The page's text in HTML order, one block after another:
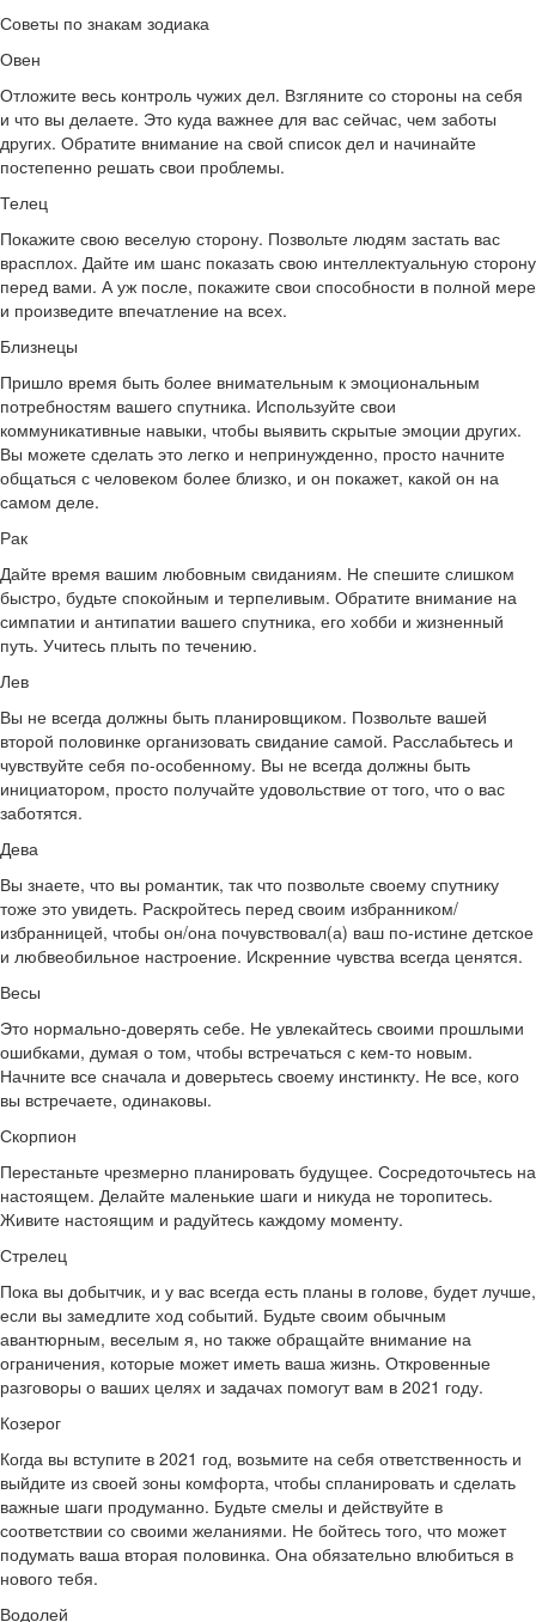
Советы по знакам зодиака
Овен
Отложите весь контроль чужих дел. Взгляните со стороны на себя
и что вы делаете. Это куда важнее для вас сейчас, чем заботы
других. Обратите внимание на свой список дел и начинайте
постепенно решать свои проблемы.
Телец
Покажите свою веселую сторону. Позвольте людям застать вас
врасплох. Дайте им шанс показать свою интеллектуальную сторону
перед вами. А уж после, покажите свои способности в полной мере
и произведите впечатление на всех.
Близнецы
Пришло время быть более внимательным к эмоциональным
потребностям вашего спутника. Используйте свои
коммуникативные навыки, чтобы выявить скрытые эмоции других.
Вы можете сделать это легко и непринужденно, просто начните
общаться с человеком более близко, и он покажет, какой он на
самом деле.
Рак
Дайте время вашим любовным свиданиям. Не спешите слишком
быстро, будьте спокойным и терпеливым. Обратите внимание на
симпатии и антипатии вашего спутника, его хобби и жизненный
путь. Учитесь плыть по течению.
Лев
Вы не всегда должны быть планировщиком. Позвольте вашей
второй половинке организовать свидание самой. Расслабьтесь и
чувствуйте себя по-особенному. Вы не всегда должны быть
инициатором, просто получайте удовольствие от того, что о вас
заботятся.
Дева
Вы знаете, что вы романтик, так что позвольте своему спутнику
тоже это увидеть. Раскройтесь перед своим избранником/
избранницей, чтобы он/она почувствовал(а) ваш по-истине детское
и любвеобильное настроение. Искренние чувства всегда ценятся.
Весы
Это нормально-доверять себе. Не увлекайтесь своими прошлыми
ошибками, думая о том, чтобы встречаться с кем-то новым.
Начните все сначала и доверьтесь своему инстинкту. Не все, кого
вы встречаете, одинаковы.
Скорпион
Перестаньте чрезмерно планировать будущее. Сосредоточьтесь на
настоящем. Делайте маленькие шаги и никуда не торопитесь.
Живите настоящим и радуйтесь каждому моменту.
Стрелец
Пока вы добытчик, и у вас всегда есть планы в голове, будет лучше,
если вы замедлите ход событий. Будьте своим обычным
авантюрным, веселым я, но также обращайте внимание на
ограничения, которые может иметь ваша жизнь. Откровенные
разговоры о ваших целях и задачах помогут вам в 2021 году.
Козерог
Когда вы вступите в 2021 год, возьмите на себя ответственность и
выйдите из своей зоны комфорта, чтобы спланировать и сделать
важные шаги продуманно. Будьте смелы и действуйте в
соответствии со своими желаниями. Не бойтесь того, что может
подумать ваша вторая половинка. Она обязательно влюбиться в
нового тебя.
Водолей